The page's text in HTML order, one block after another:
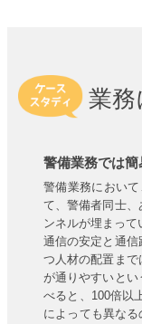
業
警備業務では
警備業務におい
て、警備者同士
ンネルが埋まっ
通信の安定と通
つ人材の配置ま
が通りやすいと
べると、100倍以
によっても異な